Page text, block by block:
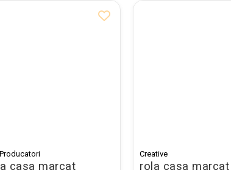
casa marcat
Creative
rola casa marcat